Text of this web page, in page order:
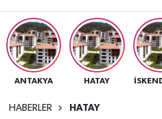
ANTAKYA HATAY
HABERLER HATAY
Ekonomi
Gündem
Trafik Durumu
Süper Lig Puan